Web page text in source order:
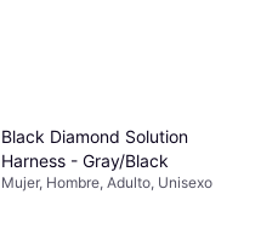
Black Diamond Solution
Harness - Gray/Black
Mujer, Hombre, Adulto, Unisexo